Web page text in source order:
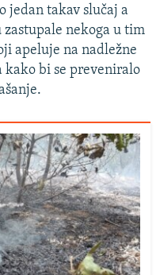
jedan takav slučaj a
nekoga u tim
apeluje na nadležne
bi se preveniralo